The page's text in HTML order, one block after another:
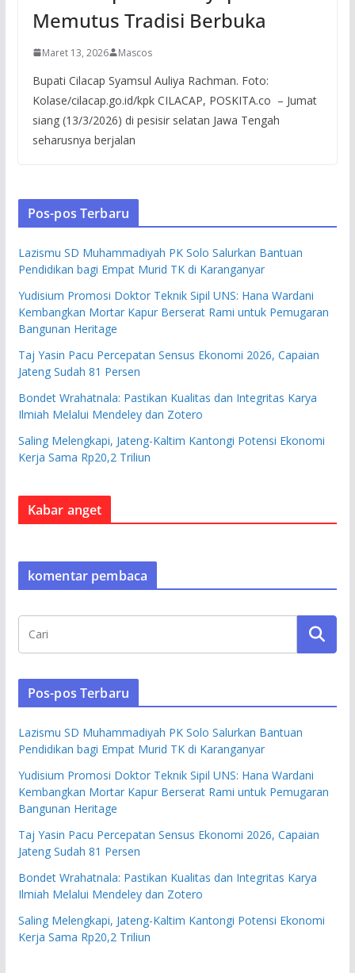
Memutus Tradisi Berbuka
Maret 13, 2026 Mascos
Bupati Cilacap Syamsul Auliya Rachman. Foto:
Kolase/cilacap.go.id/kpk CILACAP, POSKITA.co – Jumat
siang (13/3/2026) di pesisir selatan Jawa Tengah
seharusnya berjalan
Pos-pos Terbaru
Lazismu SD Muhammadiyah PK Solo Salurkan Bantuan
Pendidikan bagi Empat Murid TK di Karanganyar
Yudisium Promosi Doktor Teknik Sipil UNS: Hana Wardani
Kembangkan Mortar Kapur Berserat Rami untuk Pemugaran
Bangunan Heritage
Taj Yasin Pacu Percepatan Sensus Ekonomi 2026, Capaian
Jateng Sudah 81 Persen
Bondet Wrahatnala: Pastikan Kualitas dan Integritas Karya
Ilmiah Melalui Mendeley dan Zotero
Saling Melengkapi, Jateng-Kaltim Kantongi Potensi Ekonomi
Kerja Sama Rp20,2 Triliun
Kabar anget
komentar pembaca
Pos-pos Terbaru
Lazismu SD Muhammadiyah PK Solo Salurkan Bantuan
Pendidikan bagi Empat Murid TK di Karanganyar
Yudisium Promosi Doktor Teknik Sipil UNS: Hana Wardani
Kembangkan Mortar Kapur Berserat Rami untuk Pemugaran
Bangunan Heritage
Taj Yasin Pacu Percepatan Sensus Ekonomi 2026, Capaian
Jateng Sudah 81 Persen
Bondet Wrahatnala: Pastikan Kualitas dan Integritas Karya
Ilmiah Melalui Mendeley dan Zotero
Saling Melengkapi, Jateng-Kaltim Kantongi Potensi Ekonomi
Kerja Sama Rp20,2 Triliun